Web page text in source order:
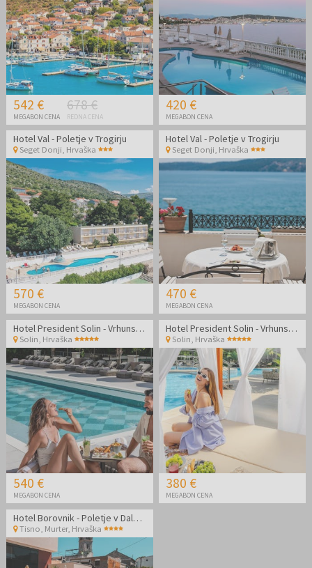
542 €
MEGABON CENA
678 €
REDNA CENA
420 €
MEGABON CENA
Hotel Val - Poletje v Trogirju
Seget Donji, Hrvaška
570 €
MEGABON CENA
Hotel Val - Poletje v Trogirju
Seget Donji, Hrvaška
470 €
MEGABON CENA
Hotel President Solin - Vrhunski poletni wellness oddih
Solin, Hrvaška
540 €
MEGABON CENA
Hotel President Solin - Vrhunski poletni wellness oddih
Solin, Hrvaška
380 €
MEGABON CENA
Hotel Borovnik - Poletje v Dalmaciji - Economy soba
Tisno, Murter, Hrvaška